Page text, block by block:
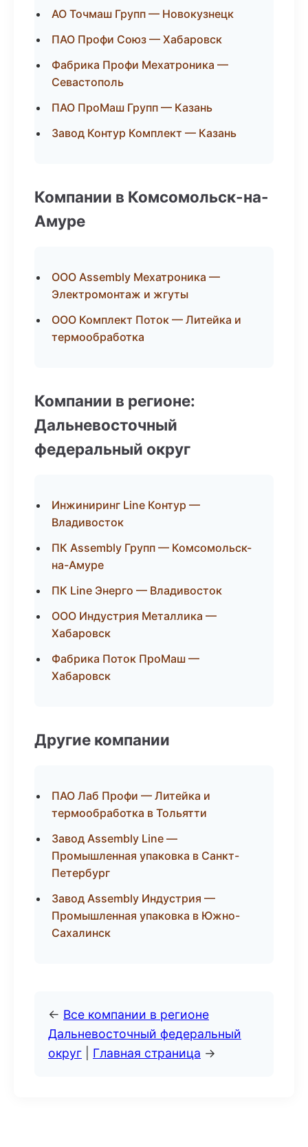
АО Точмаш Групп — Новокузнецк
ПАО Профи Союз — Хабаровск
Фабрика Профи Мехатроника —
Севастополь
ПАО ПроМаш Групп — Казань
Завод Контур Комплект — Казань
Компании в Комсомольск-на-
Амуре
ООО Assembly Мехатроника —
Электромонтаж и жгуты
ООО Комплект Поток — Литейка и
термообработка
Компании в регионе:
Дальневосточный
федеральный округ
Инжиниринг Line Контур —
Владивосток
ПК Assembly Групп — Комсомольск-
на-Амуре
ПК Line Энерго — Владивосток
ООО Индустрия Металлика —
Хабаровск
Фабрика Поток ПроМаш —
Хабаровск
Другие компании
ПАО Лаб Профи — Литейка и
термообработка в Тольятти
Завод Assembly Line —
Промышленная упаковка в Санкт-
Петербург
Завод Assembly Индустрия —
Промышленная упаковка в Южно-
Сахалинск
← Все компании в регионе
Дальневосточный федеральный
округ
Главная страница →